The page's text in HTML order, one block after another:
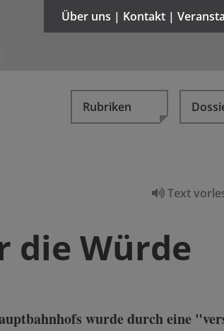
Über uns | Kontakt |
Rubriken
Text
die Würde
wurde durch eine